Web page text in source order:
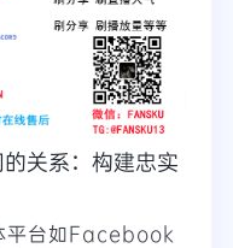
关系：构建忠实
平台如Facebook